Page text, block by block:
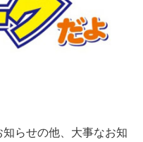
らせの他、大事なお知